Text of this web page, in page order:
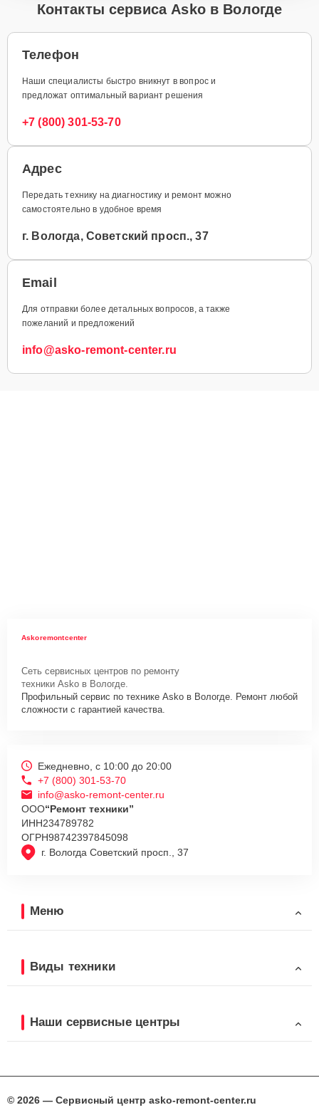
Контакты сервиса Asko в Вологде
Телефон
Наши специалисты быстро вникнут в вопрос и
предложат оптимальный вариант решения
+7 (800) 301-53-70
Адрес
Передать технику на диагностику и ремонт можно
самостоятельно в удобное время
г. Вологда, Советский просп., 37
Email
Для отправки более детальных вопросов, а также
пожеланий и предложений
info@asko-remont-center.ru
Askoremontcenter
Сеть сервисных центров по ремонту
техники Asko в Вологде.
Профильный сервис по технике Asko в Вологде. Ремонт любой
сложности с гарантией качества.
г. Вологда Советский просп., 37
Ежедневно, с 10:00 до 20:00
+7 (800) 301-53-70
info@asko-remont-center.ru
ООО“Ремонт техники”
ИНН234789782
ОГРН98742397845098
Меню
Виды техники
Наши сервисные центры
© 2026 — Сервисный центр asko-remont-center.ru